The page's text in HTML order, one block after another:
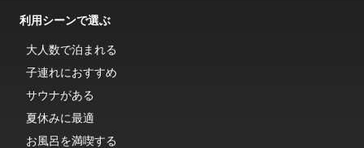
利用シーンで選ぶ
大人数で泊まれる
子連れにおすすめ
サウナがある
夏休みに最適
お風呂を満喫する